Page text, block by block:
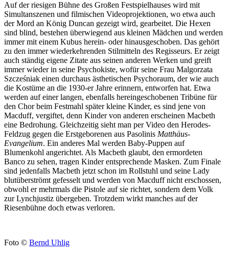
Auf der riesigen Bühne des Großen Festspielhauses wird mit
Simultanszenen und filmischen Videoprojektionen, wo etwa auch
der Mord an König Duncan gezeigt wird, gearbeitet. Die Hexen
sind blind, bestehen überwiegend aus kleinen Mädchen und werden
immer mit einem Kubus herein- oder hinausgeschoben. Das gehört
zu den immer wiederkehrenden Stilmitteln des Regisseurs. Er zeigt
auch ständig eigene Zitate aus seinen anderen Werken und greift
immer wieder in seine Psychokiste, wofür seine Frau Malgorzata
Szcześniak einen durchaus ästhetischen Psychoraum, der wie auch
die Kostüme an die 1930-er Jahre erinnern, entworfen hat. Etwa
werden auf einer langen, ebenfalls hereingeschobenen Tribüne für
den Chor beim Festmahl später kleine Kinder, es sind jene von
Macduff, vergiftet, denn Kinder von anderen erscheinen Macbeth
eine Bedrohung. Gleichzeitig sieht man per Video den Herodes-
Feldzug gegen die Erstgeborenen aus Pasolinis Matthäus-
Evangelium. Ein anderes Mal werden Baby-Puppen auf
Blumenkohl angerichtet. Als Macbeth glaubt, den ermordeten
Banco zu sehen, tragen Kinder entsprechende Masken. Zum Finale
sind jedenfalls Macbeth jetzt schon im Rollstuhl und seine Lady
blutüberströmt gefesselt und werden von Macduff nicht erschossen,
obwohl er mehrmals die Pistole auf sie richtet, sondern dem Volk
zur Lynchjustiz übergeben. Trotzdem wirkt manches auf der
Riesenbühne doch etwas verloren.
Foto © Bernd Uhlig